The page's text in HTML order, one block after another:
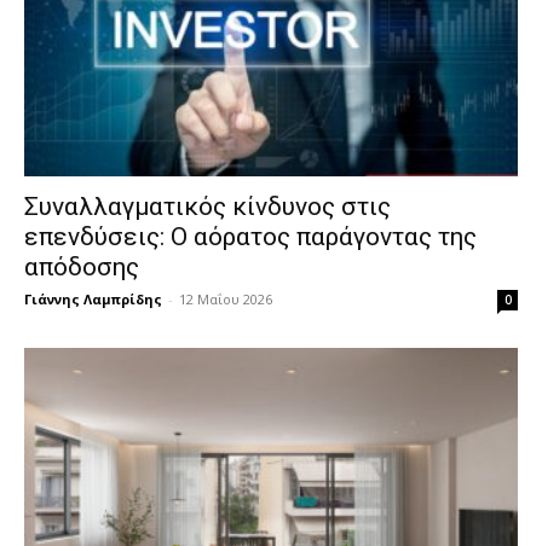
Συναλλαγματικός κίνδυνος στις
επενδύσεις: Ο αόρατος παράγοντας της
απόδοσης
Γιάννης Λαμπρίδης - 12 Μαΐου 2026 0